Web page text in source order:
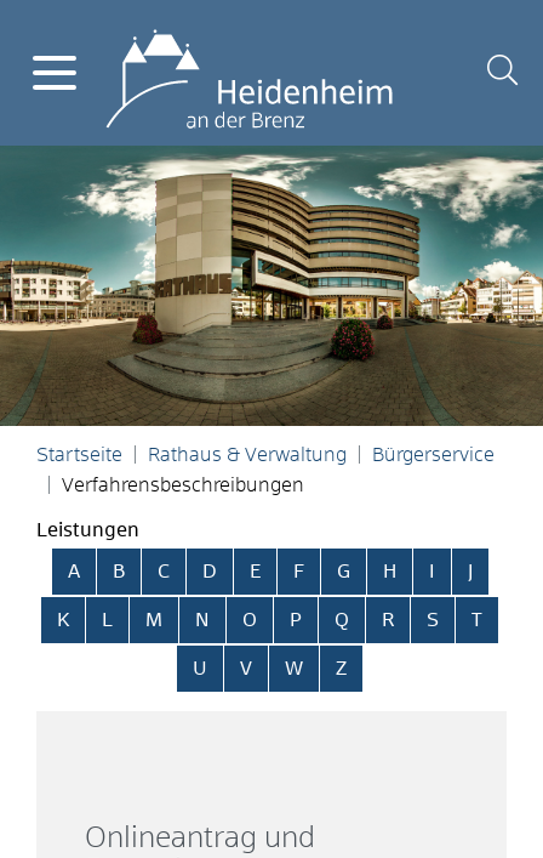
Startseite Rathaus & Verwaltung
Bürgerservice
Verfahrensbeschreibungen
Leistungen
Alphabetisches Register überspringen
A B C D E F G H
K L M N O P Q R S T
U V W Z
Onlineantrag und